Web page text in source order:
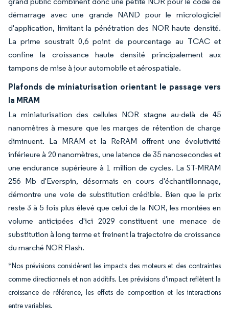
démarrage avec une grande NAND pour le micrologiciel
d'application, limitant la pénétration des NOR haute densité.
La prime soustrait 0,6 point de pourcentage au TCAC et
confine la croissance haute densité principalement aux
tampons de mise à jour automobile et aérospatiale.
Plafonds de miniaturisation orientant le passage vers
la MRAM
La miniaturisation des cellules NOR stagne au-delà de 45
nanomètres à mesure que les marges de rétention de charge
diminuent. La MRAM et la ReRAM offrent une évolutivité
inférieure à 20 nanomètres, une latence de 35 nanosecondes et
une endurance supérieure à 1 million de cycles. La ST-MRAM
256 Mb d'Everspin, désormais en cours d'échantillonnage,
démontre une voie de substitution crédible. Bien que le prix
reste 3 à 5 fois plus élevé que celui de la NOR, les montées en
volume anticipées d'ici 2029 constituent une menace de
substitution à long terme et freinent la trajectoire de croissance
du marché NOR Flash.
*Nos prévisions considèrent les impacts des moteurs et des contraintes
comme directionnels et non additifs. Les prévisions d'impact reflètent la
croissance de référence, les effets de composition et les interactions
entre variables.